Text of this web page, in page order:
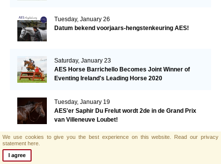
Tuesday, January 26
Datum bekend voorjaars-hengstenkeuring AES!
Saturday, January 23
AES Horse Barrichello Becomes Joint Winner of
Eventing Ireland's Leading Horse 2020
Tuesday, January 19
AES'er Saphir Du Frelut wordt 2de in de Grand Prix
van Villeneuve Loubet!
We use cookies to give you the best experience on this website. Read our privacy
statement here.
I agree